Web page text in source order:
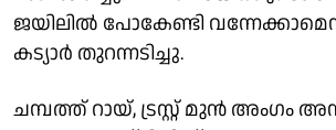
ജയിലില്‍ പോകേണ്ടി
കട്യാര്‍ തുറന്നടിച്ചു.
ചമ്പത്ത് റായ്, ട്രസ്റ്റ് മുന്‍ അംഗം